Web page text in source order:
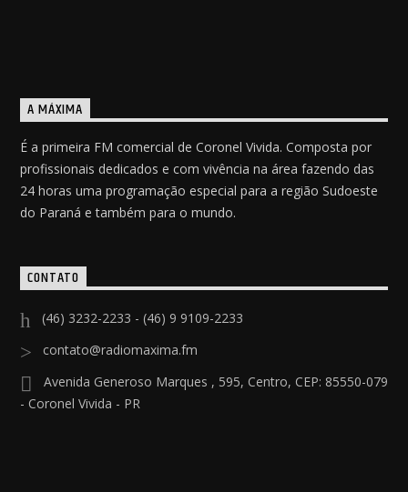
A MÁXIMA
É a primeira FM comercial de Coronel Vivida. Composta por
profissionais dedicados e com vivência na área fazendo das
24 horas uma programação especial para a região Sudoeste
do Paraná e também para o mundo.
CONTATO
(46) 3232-2233 - (46) 9 9109-2233
contato@radiomaxima.fm
Avenida Generoso Marques , 595, Centro, CEP: 85550-079
- Coronel Vivida - PR